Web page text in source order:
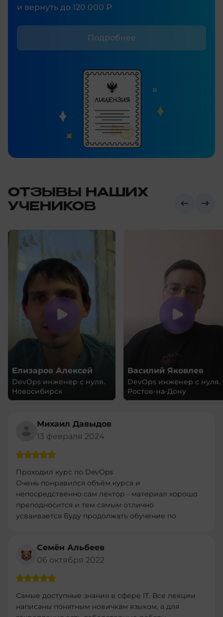
и вернуть до 120 000 ₽
Подробнее
ОТЗЫВЫ НАШИХ
УЧЕНИКОВ
Елизаров Алексей
DevOps инженер с нуля.
Новосибирск
Василий Яковлев
DevOps инженер с нуля.
Ростов-на-Дону
Михаил Давыдов
13 февраля 2024
Проходил курс по DevOps
Очень понравился объём курса и
непосредственно сам лектор - материал хорошо
преподносится и тем самым отлично
усваивается Буду продолжать обучение по
Семён Альбеев
06 октября 2022
Самые доступные знания в сфере IT. Все лекции
написаны понятным новичкам языком, а для